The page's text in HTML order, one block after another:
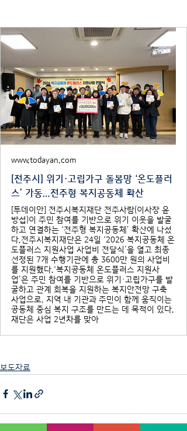
www.todayan.com
[전주시] 위기·고립가구 돌봄망 ‘온도플러
스’ 가동…전주형 복지공동체 확산
[투데이안] 전주시복지재단 전주사람(이사장 윤
방섭)이 주민 참여를 기반으로 위기 이웃을 발굴
하고 연결하는 ‘전주형 복지공동체’ 확산에 나섰
다.전주시복지재단은 24일 ‘2026 복지공동체 온
도플러스 지원사업 사업비 전달식’을 열고 최종
선정된 7개 수행기관에 총 3600만 원의 사업비
를 지원했다.‘복지공동체 온도플러스 지원사
업’은 주민 참여를 기반으로 위기·고립가구를 발
굴하고 관계 회복을 지원하는 복지안전망 구축
사업으로, 지역 내 기관과 주민이 함께 움직이는
공동체 중심 복지 구조를 만드는 데 목적이 있다.
재단은 사업 2년차를 맞아
보도자료